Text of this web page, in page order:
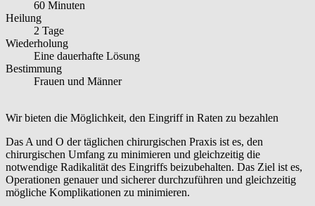
60 Minuten
Heilung
2 Tage
Wiederholung
Eine dauerhafte Lösung
Bestimmung
Frauen und Männer
Wir bieten die Möglichkeit, den Eingriff in Raten zu bezahlen
Das A und O der täglichen chirurgischen Praxis ist es, den
chirurgischen Umfang zu minimieren und gleichzeitig die
notwendige Radikalität des Eingriffs beizubehalten. Das Ziel ist es,
Operationen genauer und sicherer durchzuführen und gleichzeitig
mögliche Komplikationen zu minimieren.